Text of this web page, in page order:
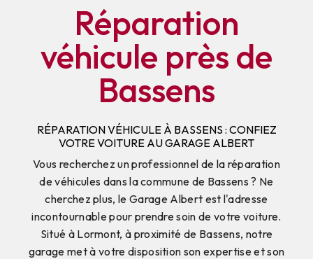
Réparation
véhicule près de
Bassens
RÉPARATION VÉHICULE À BASSENS : CONFIEZ
VOTRE VOITURE AU GARAGE ALBERT
Vous recherchez un professionnel de la réparation
de véhicules dans la commune de Bassens ? Ne
cherchez plus, le Garage Albert est l'adresse
incontournable pour prendre soin de votre voiture.
Situé à Lormont, à proximité de Bassens, notre
garage met à votre disposition son expertise et son